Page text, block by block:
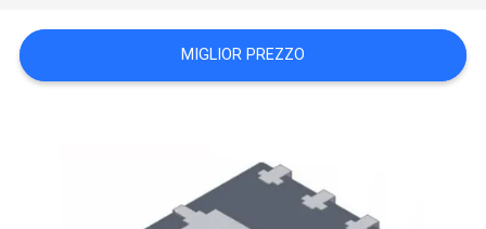
RICHIEDA
UNA
MIGLIOR PREZZO